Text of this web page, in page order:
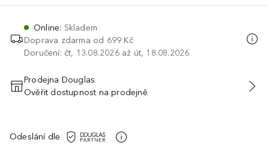
Online: Skladem
Doprava zdarma od 699 Kč
Doručení: čt, 13.08.2026 až út, 18.08.2026
PŘIDAT DO KOŠÍKU
Prodejna Douglas
Ověřit dostupnost na prodejně
Odeslání dle